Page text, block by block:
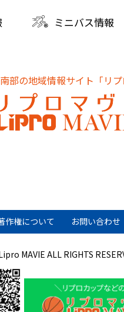
ミニバス情報
部の地域情報サイト 「リ
作権について お問い合わせ
MAVIE ALL RIGHTS